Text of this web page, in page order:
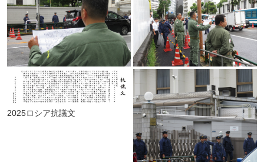
2025ロシア抗議文